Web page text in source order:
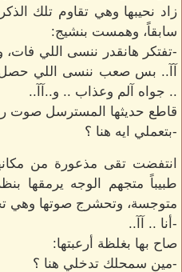
زاد نحيبها وهي تقاوم تلك
سابقاً، وهمست بنشيج:
-تفتكر هانقدر ننسى اللي
آآ.. بس صعب ننسى اللي حصل،
.. جواه آلم وعذاب .. و..آآ..
قاطع حديثها المسترسل صوت
-بتعملي ايه هنا ؟
انتفضت تقى مذعورة من
طبيباً متجهم الوجه يرمقها
متوجسة، وتحشرج صوتها وهي
-أنا .. آآ..
صاح بها بغلظة أرعبتها:
-مين سمحلك تدخلي هنا ؟